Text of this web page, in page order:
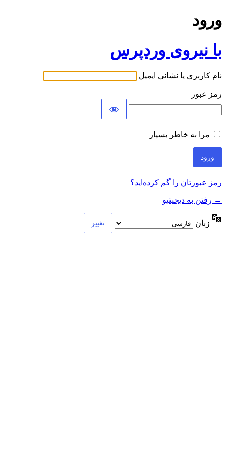
ورود
با نیروی وردپرس
نام کاربری یا نشانی ایمیل
رمز عبور
مرا به خاطر بسپار
رمز عبورتان را گم کرده‌اید؟
→ رفتن به دیجیتیو
زبان